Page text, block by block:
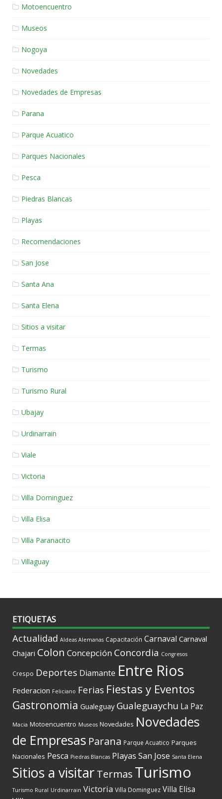
Motoencuentro
Museos
Nogoya
Novedades
Novedades de Empresas
Parana
Parque Acuatico
Parques Nacionales
Pesca
Piedras Blancas
Playas
Recomendaciones
San Jose
Santa Ana
Santa Elena
Sitios a visitar
Termas
Turismo
Turismo Rural
Ubajay
Urdinarrain
Viale
Victoria
Villa Dominguez
Villa Elisa
Villa Paranacito
Villaguay
ETIQUETAS
Actualidad Aldeas Alemanas Capacitación Carnaval Carnaval
Chajari Colon Concepción Concordia Congresos
Crespo Deportes Diamante Entre Rios
Federacion Feliciano Ferias Fiestas y Eventos
Gastronomia Gualeguay Gualeguaychu La Paz
Macia Motoencuentro Museos Novedades Novedades
de Empresas Parana Parque Acuatico Parques
Nacionales Pesca Piedras Blancas Playas San Jose Santa Elena
Sitios a visitarTermas Turismo
Turismo Rural Urdinarrain Victoria Villa Dominguez Villa Elisa